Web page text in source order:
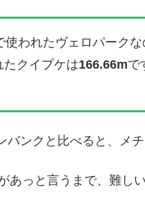
われたヴェロパークな
クイプケは166.66mで
ンクと比べると、メ
あっと言うまで、難し